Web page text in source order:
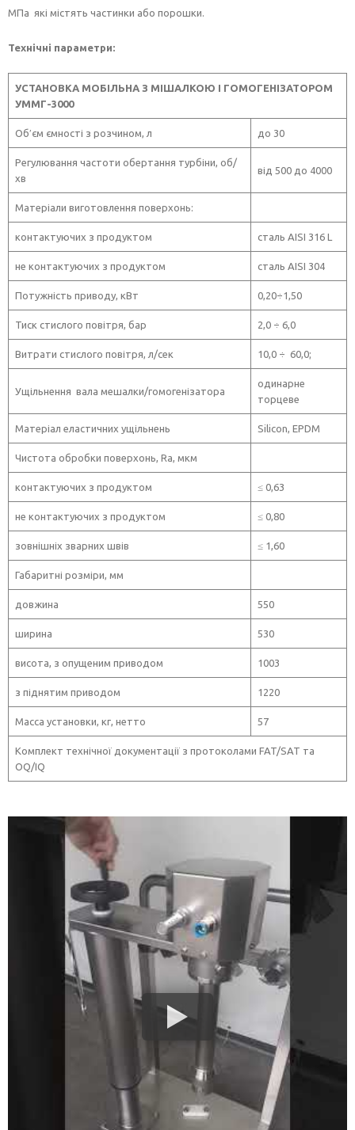
МПа які містять частинки або порошки.
Технічні параметри:
УСТАНОВКА МОБІЛЬНА З МІШАЛКОЮ І ГОМОГЕНІЗАТОРОМ
УММГ-3000
Об′єм ємності з розчином, л до 30
Регулювання частоти обертання турбіни, об/
хв
від 500 до 4000
Матеріали виготовлення поверхонь:
контактуючих з продуктом сталь AISI 316 L
не контактуючих з продуктом сталь AISI 304
Потужність приводу, кВт 0,20÷1,50
Тиск стислого повітря, бар 2,0 ÷ 6,0
Витрати стислого повітря, л/сек 10,0 ÷ 60,0;
Ущільнення вала мешалки/гомогенізатора
одинарне
торцеве
Матеріал еластичних ущільнень Silicon, EPDM
Чистота обробки поверхонь, Ra, мкм
контактуючих з продуктом ≤ 0,63
не контактуючих з продуктом ≤ 0,80
зовнішніх зварних швів ≤ 1,60
Габаритні розміри, мм
довжина 550
ширина 530
висота, з опущеним приводом 1003
з піднятим приводом 1220
Масса установки, кг, нетто 57
Комплект технічної документації з протоколами FAT/SAT та
OQ/IQ